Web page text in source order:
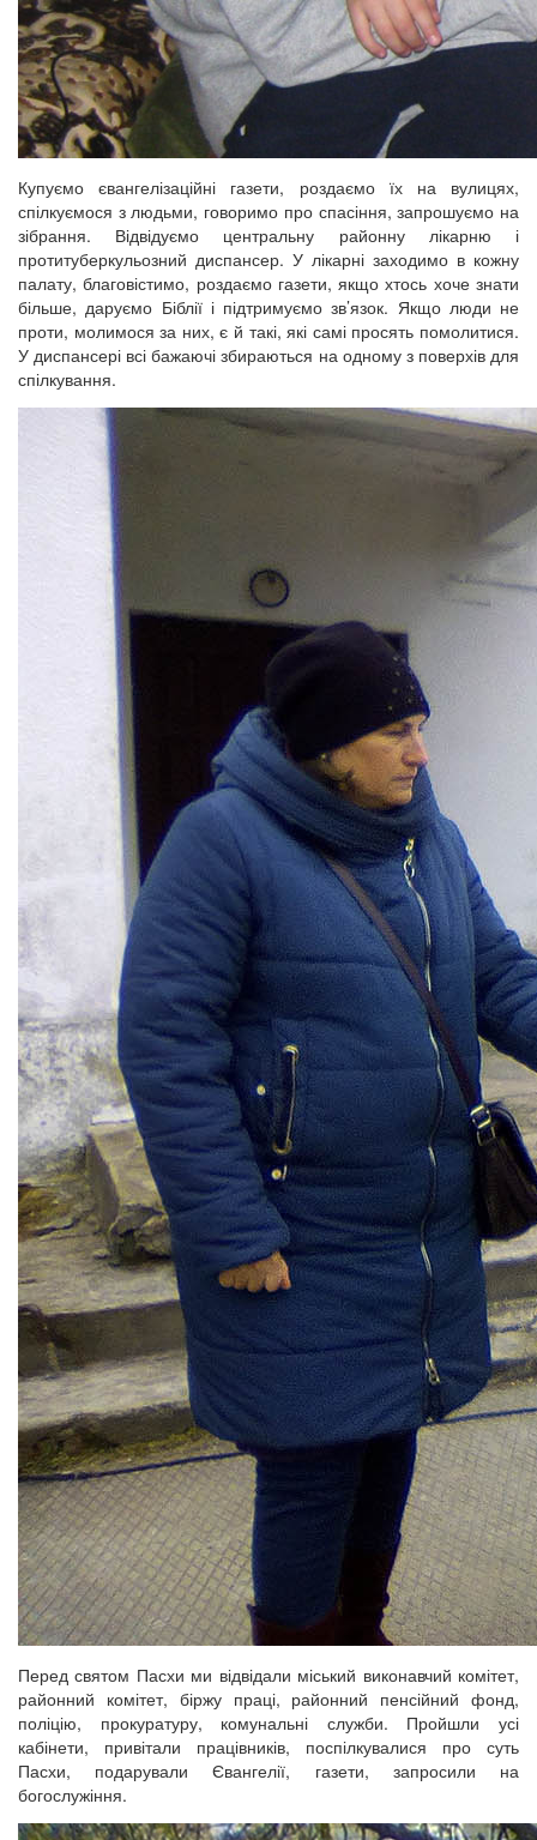
Купуємо євангелізаційні газети, роздаємо їх на вулицях,
спілкуємося з людьми, говоримо про спасіння, запрошуємо на
зібрання. Відвідуємо центральну районну лікарню і
протитуберкульозний диспансер. У лікарні заходимо в кожну
палату, благовістимо, роздаємо газети, якщо хтось хоче знати
більше, даруємо Біблії і підтримуємо зв’язок. Якщо люди не
проти, молимося за них, є й такі, які самі просять помолитися.
У диспансері всі бажаючі збираються на одному з поверхів для
спілкування.
Перед святом Пасхи ми відвідали міський виконавчий комітет,
районний комітет, біржу праці, районний пенсійний фонд,
поліцію, прокуратуру, комунальні служби. Пройшли усі
кабінети, привітали працівників, поспілкувалися про суть
Пасхи, подарували Євангелії, газети, запросили на
богослужіння.